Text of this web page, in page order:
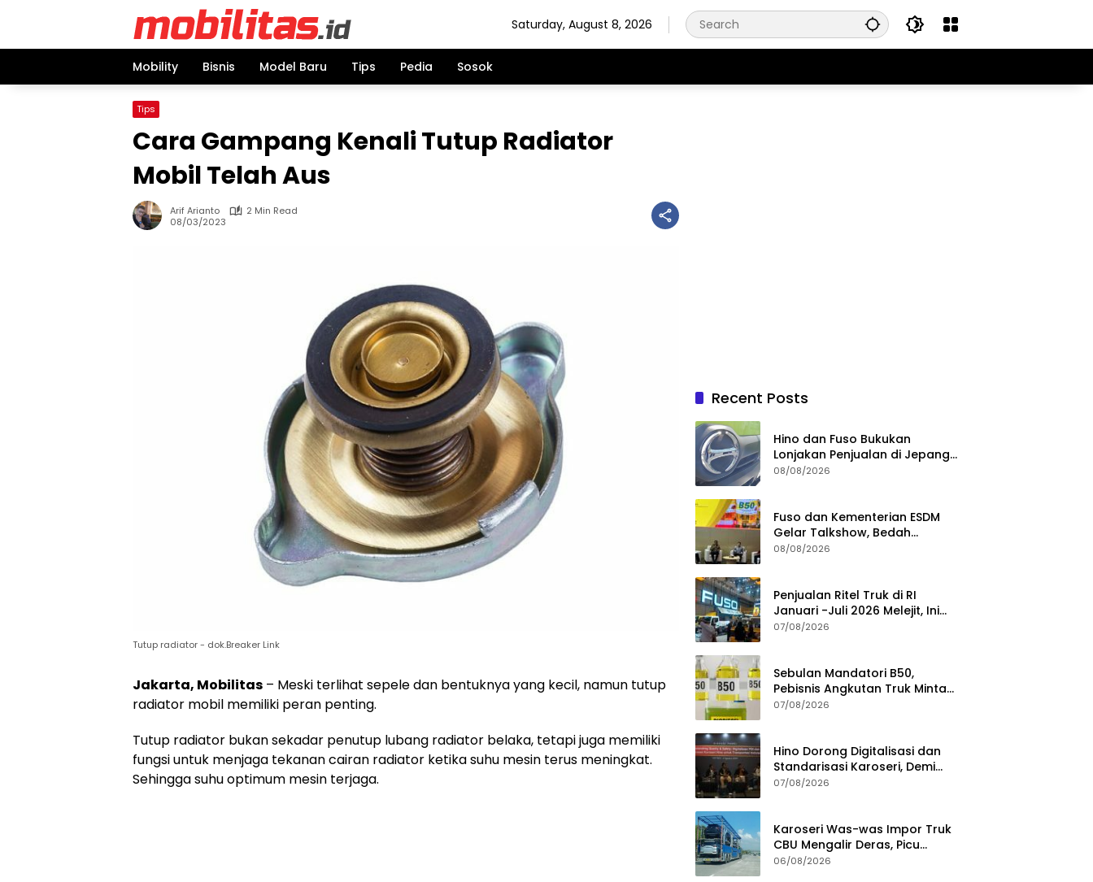
Saturday, August 8, 2026
Mobility Bisnis Model Baru Tips Pedia Sosok
Tips
Cara Gampang Kenali Tutup Radiator
Mobil Telah Aus
Arif Arianto
2 Min Read
08/03/2023
Tutup radiator - dok.Breaker Link
Jakarta, Mobilitas – Meski terlihat sepele dan bentuknya yang kecil, namun tutup
radiator mobil memiliki peran penting.
Tutup radiator bukan sekadar penutup lubang radiator belaka, tetapi juga memiliki
fungsi untuk menjaga tekanan cairan radiator ketika suhu mesin terus meningkat.
Sehingga suhu optimum mesin terjaga.
Recent Posts
Hino dan Fuso Bukukan
Lonjakan Penjualan di Jepang
selama Januari – Juli 2026
08/08/2026
Fuso dan Kementerian ESDM
Gelar Talkshow, Bedah
Roadmap B50 hingga
08/08/2026
Penjualan Ritel Truk di RI
Januari -Juli 2026 Melejit, Ini
Pemicunya
07/08/2026
Sebulan Mandatori B50,
Pebisnis Angkutan Truk Minta
Jaminan Ketersediaan BBM
07/08/2026
Hino Dorong Digitalisasi dan
Standarisasi Karoseri, Demi
Jamin Kualitas Kendaraan
07/08/2026
Karoseri Was-was Impor Truk
CBU Mengalir Deras, Picu
Persaingan Tak Sehat
06/08/2026